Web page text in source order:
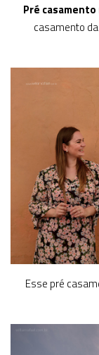
Pré casamento
casamento
Esse pré